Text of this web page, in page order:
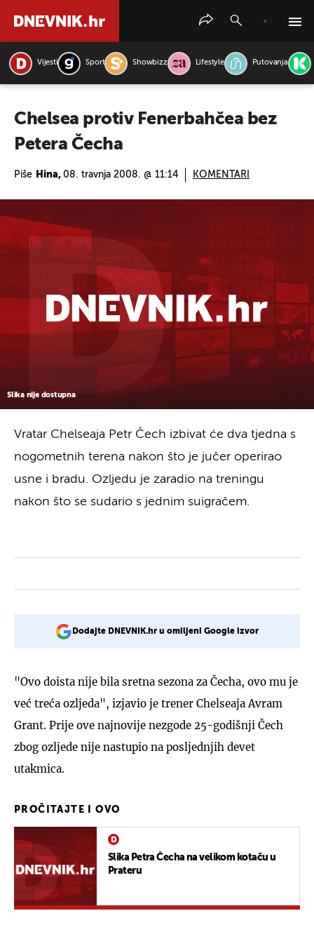
Vijesti Sport Showbizz Lifestyle Putovanja
Chelsea protiv Fenerbahčea bez
Petera Čecha
Piše Hina, 08. travnja 2008. @ 11:14 KOMENTARI
Slika nije dostupna
Vratar Chelseaja Petr Čech izbivat će dva tjedna s
nogometnih terena nakon što je jučer operirao
usne i bradu. Ozljedu je zaradio na treningu
nakon što se sudario s jednim suigračem.
Dodajte DNEVNIK.hr u omiljeni Google izvor
"Ovo doista nije bila sretna sezona za Čecha, ovo mu je
već treća ozljeda", izjavio je trener Chelseaja Avram
Grant. Prije ove najnovije nezgode 25-godišnji Čech
zbog ozljede nije nastupio na posljednjih devet
utakmica.
PROČITAJTE I OVO
Slika Petra Čecha na velikom kotaču u
Prateru
PRETRAŽITE VIJESTI